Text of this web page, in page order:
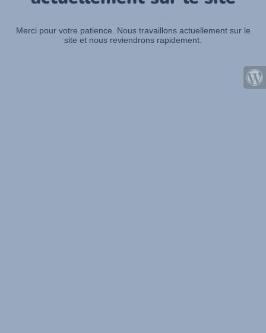
Merci pour votre patience. Nous travaillons actuellement sur le
site et nous reviendrons rapidement.